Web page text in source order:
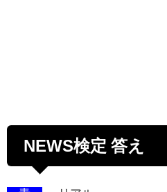
NEWS検定 答え